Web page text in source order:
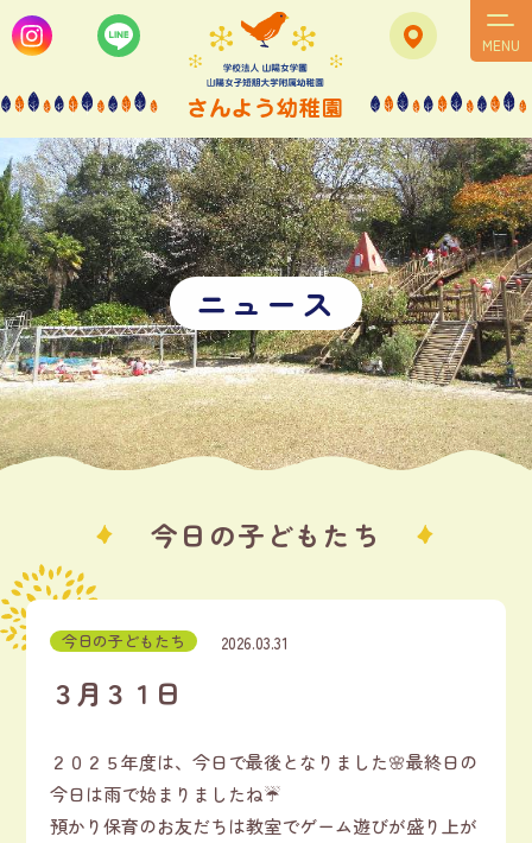
MENU
ニ ュ ー ス
今日の子どもたち
今日の子どもたち 2026.03.31
３月３１日
２０２５年度は、今日で最後となりました🌸最終日の
今日は雨で始まりましたね☔
預かり保育のお友だちは教室でゲーム遊びが盛り上が